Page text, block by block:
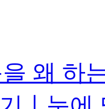
왜 하